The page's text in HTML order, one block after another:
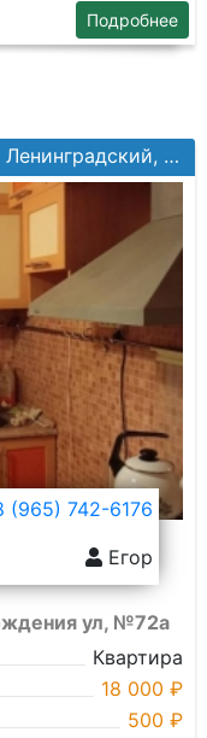
Подробнее
Возрождения ул, №72а
(965) 742-6176
Егор
ул, №72а
Квартира
18 000 ₽
500 ₽